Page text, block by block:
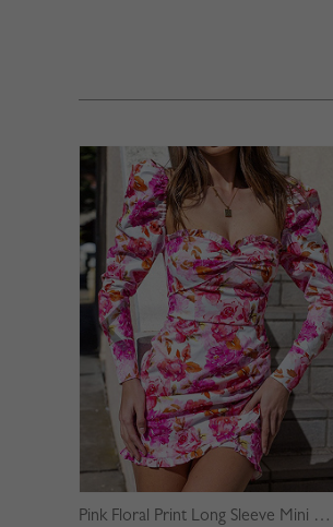
Pink Floral Print Long Sleeve Mini Dress